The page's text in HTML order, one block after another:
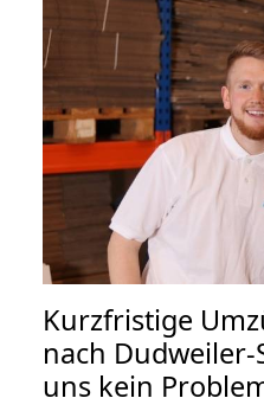
Kurzfristige
nach
uns kein